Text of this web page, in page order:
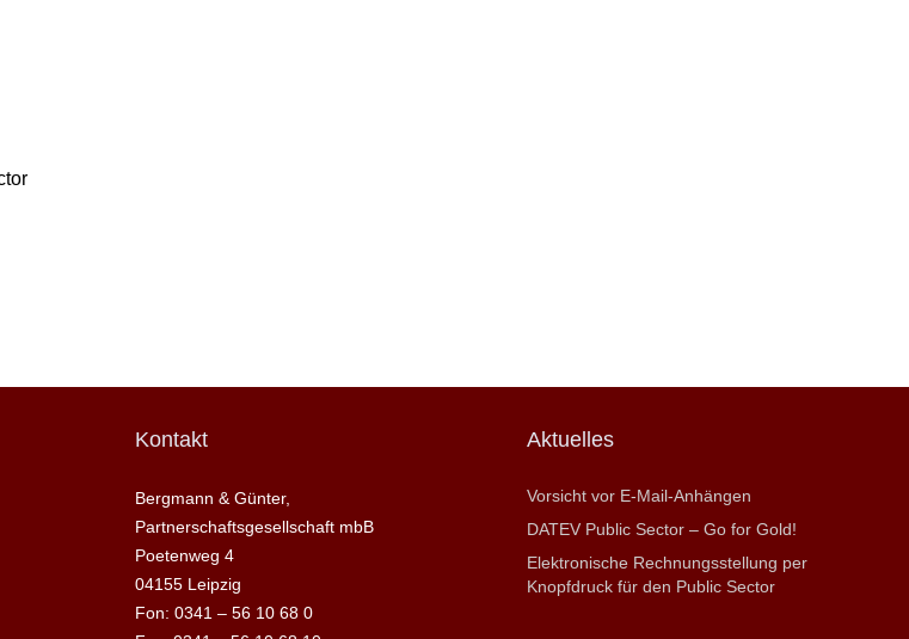
Kontakt
Bergmann & Günter,
Partnerschaftsgesellschaft mbB
Poetenweg 4
04155 Leipzig
Fon: 0341 – 56 10 68 0
Aktuelles
Vorsicht vor E-Mail-Anhängen
DATEV Public Sector – Go for Gold!
Elektronische Rechnungsstellung per
Knopfdruck für den Public Sector